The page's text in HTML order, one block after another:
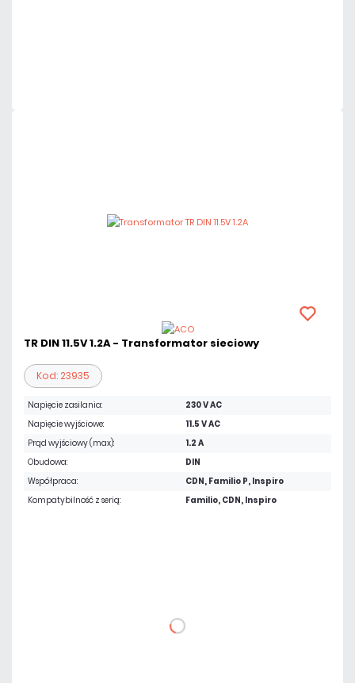
TR DIN 11.5V 1.2A - Transformator sieciowy
Kod: 23935
Napięcie zasilania:
230 V AC
Napięcie wyjściowe:
11.5 V AC
Prąd wyjściowy (max):
1.2 A
Obudowa:
DIN
Współpraca:
CDN, Familio P, Inspiro
Kompatybilność z serią:
Familio, CDN, Inspiro
DO KOSZYKA